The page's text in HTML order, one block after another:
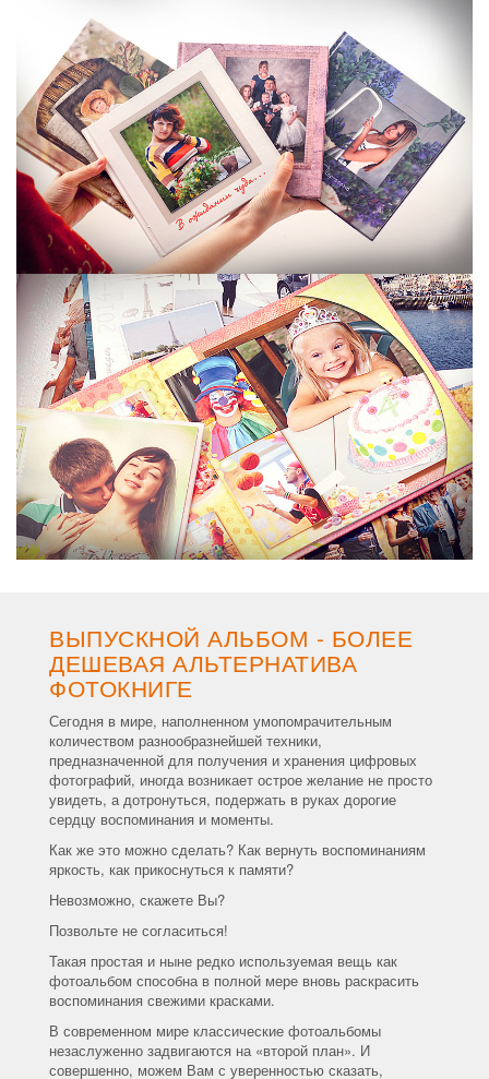
ВЫПУСКНОЙ АЛЬБОМ - БОЛЕЕ
ДЕШЕВАЯ АЛЬТЕРНАТИВА
ФОТОКНИГЕ
Сегодня в мире, наполненном умопомрачительным
количеством разнообразнейшей техники,
предназначенной для получения и хранения цифровых
фотографий, иногда возникает острое желание не просто
увидеть, а дотронуться, подержать в руках дорогие
сердцу воспоминания и моменты.
Как же это можно сделать? Как вернуть воспоминаниям
яркость, как прикоснуться к памяти?
Невозможно, скажете Вы?
Позвольте не согласиться!
Такая простая и ныне редко используемая вещь как
фотоальбом способна в полной мере вновь раскрасить
воспоминания свежими красками.
В современном мире классические фотоальбомы
незаслуженно задвигаются на «второй план». И
совершенно, можем Вам с уверенностью сказать,